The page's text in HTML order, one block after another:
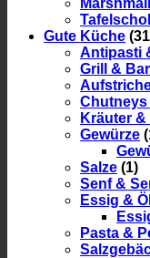
Gute Küche
Antipasti
Grill &
Kräuter
Gewürze
Salze (1)
Senf &
Essig & Öl
Pasta &